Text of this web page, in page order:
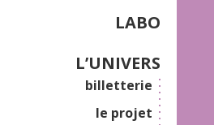
LABO
L’UNIVERS
billetterie
le projet